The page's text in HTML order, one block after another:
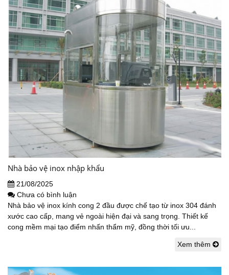
Nhà bảo vệ inox nhập khẩu
21/08/2025
Chưa có bình luận
Nhà bảo vệ inox kính cong 2 đầu được chế tạo từ inox 304 đánh
xước cao cấp, mang vẻ ngoài hiện đại và sang trọng. Thiết kế
cong mềm mại tạo điểm nhấn thẩm mỹ, đồng thời tối ưu...
Xem thêm